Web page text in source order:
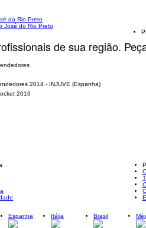
do Rio Preto
José do Rio Preto
de sua região.
Espanha Itália Brasil